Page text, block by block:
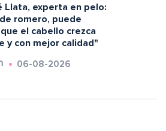
Llata, experta en pelo:
romero, puede
el cabello crezca
y con mejor calidad"
06-08-2026